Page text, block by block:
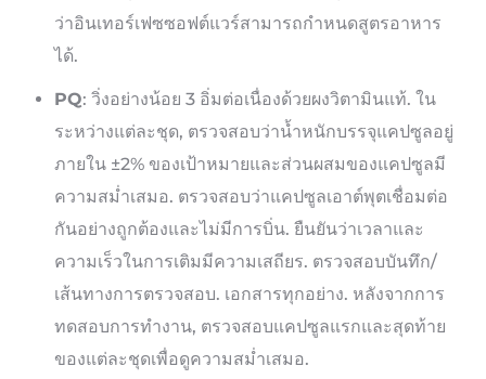
ว่าอินเทอร์เฟซซอฟต์แวร์สามารถกำหนดสูตรอาหาร
ได้.
PQ: วิ่งอย่างน้อย 3 อิ่มต่อเนื่องด้วยผงวิตามินแท้. ใน
ระหว่างแต่ละชุด, ตรวจสอบว่าน้ำหนักบรรจุแคปซูลอยู่
ภายใน ±2% ของเป้าหมายและส่วนผสมของแคปซูลมี
ความสม่ำเสมอ. ตรวจสอบว่าแคปซูลเอาต์พุตเชื่อมต่อ
กันอย่างถูกต้องและไม่มีการบิ่น. ยืนยันว่าเวลาและ
ความเร็วในการเติมมีความเสถียร. ตรวจสอบบันทึก/
เส้นทางการตรวจสอบ. เอกสารทุกอย่าง. หลังจากการ
ทดสอบการทำงาน, ตรวจสอบแคปซูลแรกและสุดท้าย
ของแต่ละชุดเพื่อดูความสม่ำเสมอ.